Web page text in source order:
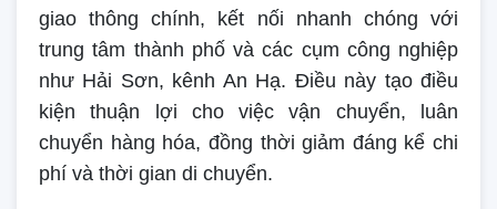
giao thông chính, kết nối nhanh chóng với
trung tâm thành phố và các cụm công nghiệp
như Hải Sơn, kênh An Hạ. Điều này tạo điều
kiện thuận lợi cho việc vận chuyển, luân
chuyển hàng hóa, đồng thời giảm đáng kể chi
phí và thời gian di chuyển.